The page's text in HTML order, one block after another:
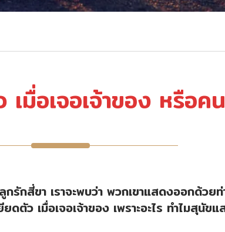
มื่อเจอเจ้าของ หรือ
กรักสี่ขา เราจะพบว่า พวกเขาแสดงออกด้ว
ตัว เมื่อเจอเจ้าของ เพราะอะไร ทำไมสุนัข